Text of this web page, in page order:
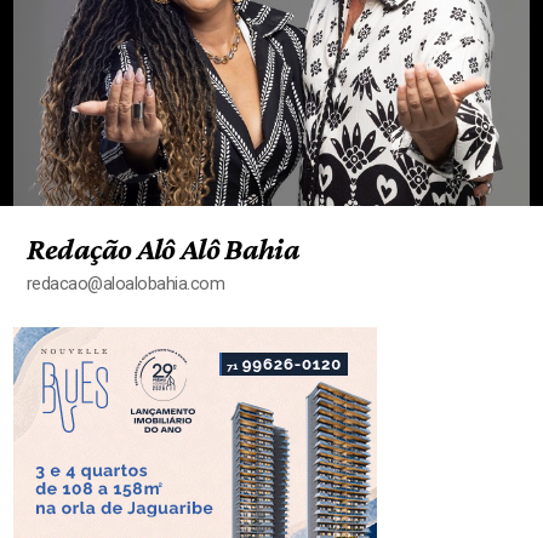
Redação Alô Alô Bahia
redacao@aloalobahia.com